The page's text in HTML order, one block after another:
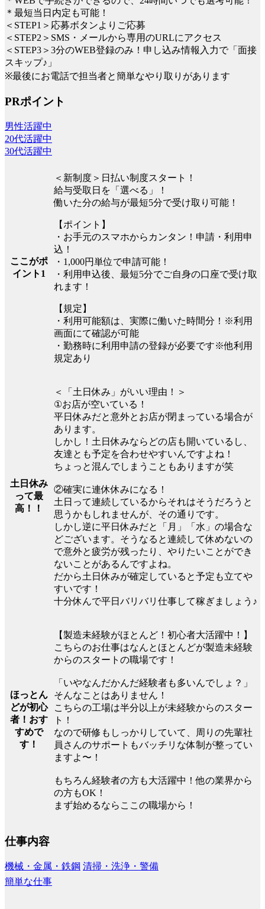
＊最短当日内定も可能！
＜STEP1＞応募ボタンよりご応募
＜STEP2＞SMS・メールから専用のURLにアクセス
＜STEP3＞3分のWEB登録のみ！申し込み情報入力で「面接
スキップ♪」
※最後にお電話で担当者と簡単なやり取りがあります
PRポイント
男性活躍中
20代活躍中
30代活躍中
ここがポ
イント1
＜新制度＞日払い制度スタート！
給与受取日を「選べる」！
働いた分の給与が最短5分で受け取り可能！
【ポイント】
・お手元のスマホからカンタン！申請・利用申
込！
・1,000円単位で申請可能！
・利用申込後、最短5分でご自身の口座で受け取
れます！
【規定】
・利用可能額は、実際に働いた時間分！※利用
画面にて確認が可能
・勤務時に利用申請の登録が必要です※他利用
規定あり
土日休み
って最
高！！
＜「土日休み」がいい理由！＞
①お店が空いている！
平日休みだと意外とお店が閉まっている場合が
あります。
しかし！土日休みならどの店も開いているし、
友達とも予定を合わせやすいんですよね！
ちょっと混んでしまうこともありますが笑
②確実に連休休みになる！
土日って連続しているからそれはそうだろうと
思うかもしれませんが、その通りです。
しかし逆に平日休みだと「月」「水」の場合な
どございます。そうなると連続して休めないの
で意外と疲労が残ったり、やりたいことができ
ないことがあるんですよね。
だから土日休みが確定していると予定も立てや
すいです！
十分休んで平日バリバリ仕事して稼ぎましょう♪
ほっとん
どが初心
者！おす
すめで
す！
【製造未経験がほとんど！初心者大活躍中！】
こちらのお仕事はなんとほとんどが製造未経験
からのスタートの職場です！
「いやなんだかんだ経験者も多いんでしょ？」
そんなことはありません！
こちらの工場は半分以上が未経験からのスター
ト！
なので研修もしっかりしていて、周りの先輩社
員さんのサポートもバッチリな体制が整ってい
ますよ〜！
もちろん経験者の方も大活躍中！他の業界から
の方もOK！
まず始めるならここの職場から！
仕事内容
機械・金属・鉄鋼 清掃・洗浄・警備
簡単な仕事